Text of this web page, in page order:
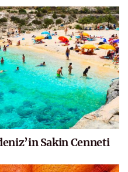
Sakin Cenneti